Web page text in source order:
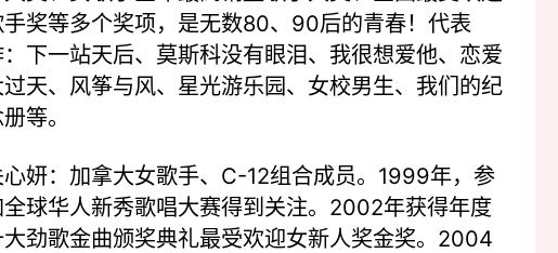
奖等多个奖项，是无数80、90后的青春！代表
下一站天后、莫斯科没有眼泪、我很想爱他、恋爱
天、风筝与风、星光游乐园、女校男生、我们的纪
等。
妍：加拿大女歌手、C-12组合成员。1999年，参
球华人新秀歌唱大赛得到关注。2002年获得年度
劲歌金曲颁奖典礼最受欢迎女新人奖金奖。2004